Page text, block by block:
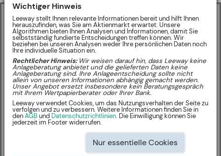
Partner Inhalt
Sharewise Community-Ratings
KURSZIEL: NA EUR na %
BUY: 0 SELL: 0
Wichtiger Hinweis
Leeway stellt Ihnen relevante Informationen bereit und hilft Ihnen
herauszufinden, was Sie am Aktienmarkt erwartet. Unsere
Algorithmen bieten Ihnen Analysen und Informationen, damit Sie
selbstständig fundierte Entscheidungen treffen können. Wir
beziehen bei unseren Analysen weder Ihre persönlichen Daten noch
Ihre individuelle Situation ein.
Rechtlicher Hinweis: Wir weisen darauf hin, dass Leeway keine
Anlageberatung anbietet und die gelieferten Daten keine
Anlageberatung sind. Ihre Anlageentscheidung sollte nicht
allein von unseren Informationen abhängig gemacht werden.
Unser Angebot ersetzt insbesondere kein Beratungsgespräch
mit Ihrem Wertpapierberater oder Ihrer Bank.
Leeway verwendet Cookies, um das Nutzungsverhalten der Seite zu
verfolgen und zu verbessern. Weitere Informationen finden Sie in
denAGBund Datenschutzrichtlinien. Die Einwilligung können Sie
jederzeit im Footer widerrufen.
Nur essentielle Cookies